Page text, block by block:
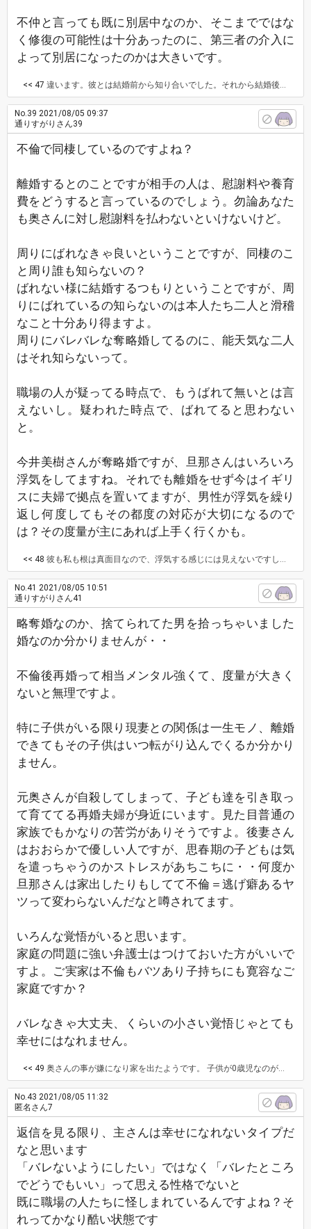
不仲と言っても既に別居中なのか、そこまでではな
く修復の可能性は十分あったのに、第三者の介入に
よって別居になったのかは大きいです。
<< 47 違います。彼とは結婚前から知り合いでした。それから結婚後も普通に接していていつの間にかという感じです。 その時は既に別居中でしたが。 なので私が原因ではないです。
No.39 2021/08/05 09:37
通りすがりさん39
不倫で同棲しているのですよね？
離婚するとのことですが相手の人は、慰謝料や養育
費をどうすると言っているのでしょう。勿論あなた
も奥さんに対し慰謝料を払わないといけないけど。
周りにばれなきゃ良いということですが、同棲のこ
と周り誰も知らないの？
ばれない様に結婚するつもりということですが、周
りにばれているの知らないのは本人たち二人と滑稽
なこと十分あり得ますよ。
周りにバレバレな奪略婚してるのに、能天気な二人
はそれ知らないって。
職場の人が疑ってる時点で、もうばれて無いとは言
えないし。疑われた時点で、ばれてると思わない
と。
今井美樹さんが奪略婚ですが、旦那さんはいろいろ
浮気をしてますね。それでも離婚をせず今はイギリ
スに夫婦で拠点を置いてますが、男性が浮気を繰り
返し何度してもその都度の対応が大切になるので
は？その度量が主にあれば上手く行くかも。
<< 48 彼も私も根は真面目なので、浮気する感じには見えないですし、しっかり期間は設けて再婚するつもりです。
No.41 2021/08/05 10:51
通りすがりさん41
略奪婚なのか、捨てられてた男を拾っちゃいました
婚なのか分かりませんが・・
不倫後再婚って相当メンタル強くて、度量が大きく
ないと無理ですよ。
特に子供がいる限り現妻との関係は一生モノ、離婚
できてもその子供はいつ転がり込んでくるか分かり
ません。
元奥さんが自殺してしまって、子ども達を引き取っ
て育ててる再婚夫婦が身近にいます。見た目普通の
家族でもかなりの苦労がありそうですよ。後妻さん
はおおらかで優しい人ですが、思春期の子どもは気
を遣っちゃうのかストレスがあちこちに・・何度か
旦那さんは家出したりもしてて不倫＝逃げ癖あるヤ
ツって変わらないんだなと噂されてます。
いろんな覚悟がいると思います。
家庭の問題に強い弁護士はつけておいた方がいいで
すよ。ご実家は不倫もバツあり子持ちにも寛容なご
家庭ですか？
バレなきゃ大丈夫、くらいの小さい覚悟じゃとても
幸せにはなれません。
<< 49 奥さんの事が嫌になり家を出たようです。 子供が0歳児なのが気がかりではあるみたいですが。
No.43 2021/08/05 11:32
匿名さん7
返信を見る限り、主さんは幸せになれないタイプだ
なと思います
「バレないようにしたい」ではなく「バレたところ
でどうでもいい」って思える性格でないと
既に職場の人たちに怪しまれているんですよね？そ
れってかなり酷い状態です